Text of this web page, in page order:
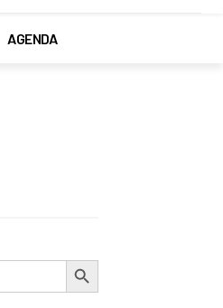
AGENDA
Botón de búsqueda